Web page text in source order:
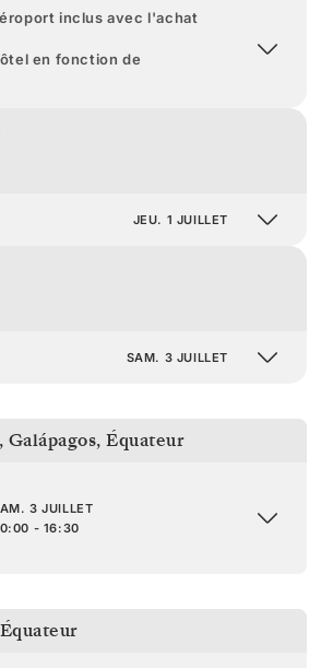
inclus avec l'achat
en fonction de
JEU. 1 JUILLET
SAM. 3 JUILLET
Galápagos, Équateur
3 JUILLET
- 16:30
Équateur